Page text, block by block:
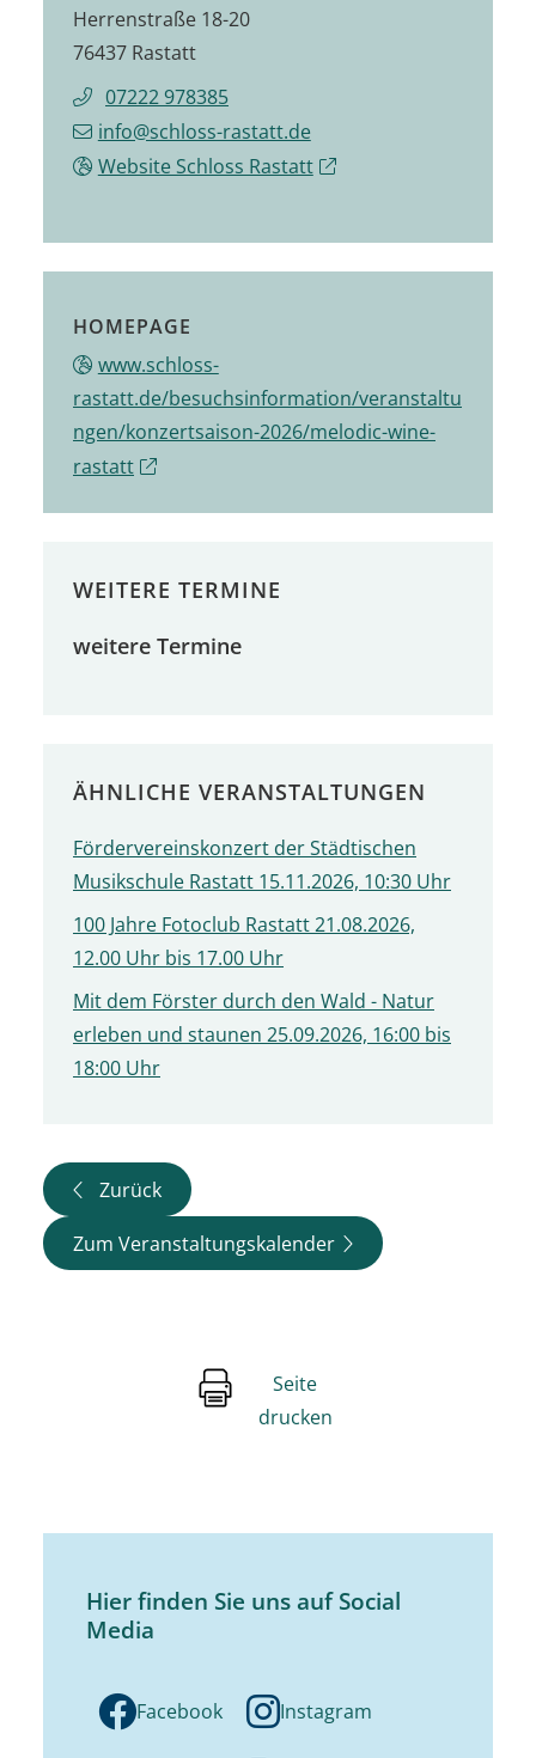
Herrenstraße 18-20
76437 Rastatt
07222 978385
info@schloss-rastatt.de
Website Schloss Rastatt
HOMEPAGE
www.schloss-
rastatt.de/besuchsinformation/veranstaltu
ngen/konzertsaison-2026/melodic-wine-
rastatt
WEITERE TERMINE
weitere Termine
ÄHNLICHE VERANSTALTUNGEN
Fördervereinskonzert der Städtischen
Musikschule Rastatt 15.11.2026, 10:30 Uhr
100 Jahre Fotoclub Rastatt 21.08.2026,
12.00 Uhr bis 17.00 Uhr
Mit dem Förster durch den Wald - Natur
erleben und staunen 25.09.2026, 16:00 bis
18:00 Uhr
Zurück
Zum Veranstaltungskalender
Seite
drucken
Hier finden Sie uns auf Social
Media
Facebook Instagram